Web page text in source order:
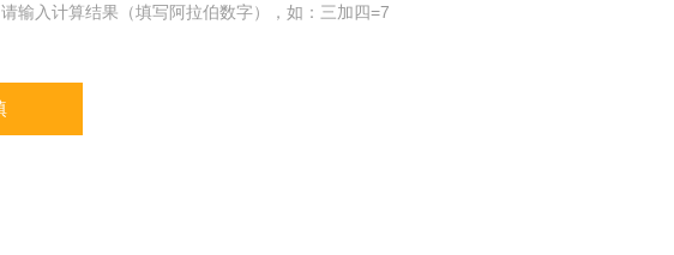
请输入计算结果（填写阿拉伯数字），如：三加四=7